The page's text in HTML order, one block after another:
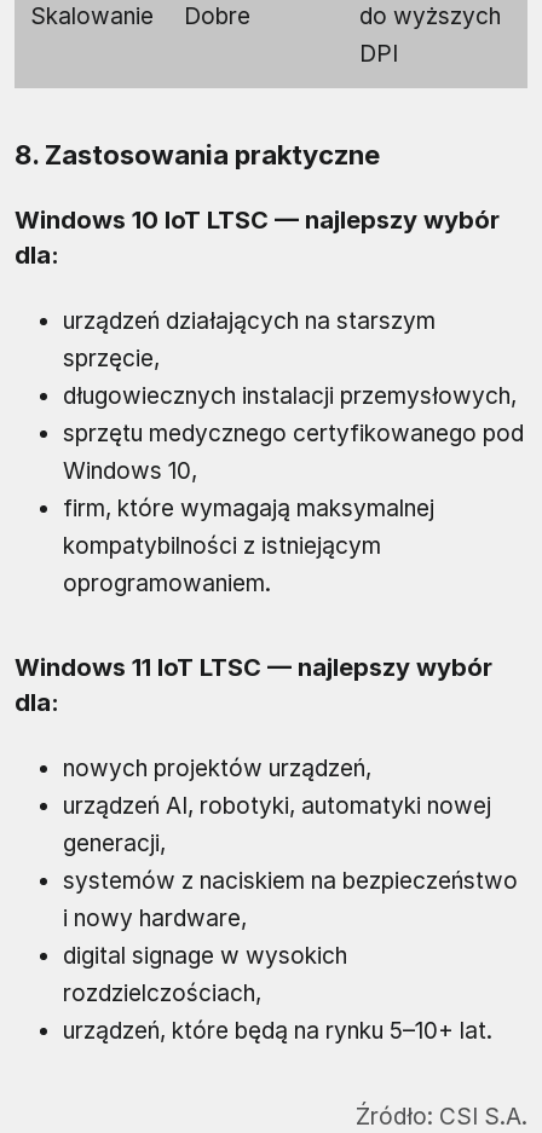
Skalowanie Dobre
do wyższych
DPI
8. Zastosowania praktyczne
Windows 10 IoT LTSC — najlepszy wybór
dla:
urządzeń działających na starszym
sprzęcie,
długowiecznych instalacji przemysłowych,
sprzętu medycznego certyfikowanego pod
Windows 10,
firm, które wymagają maksymalnej
kompatybilności z istniejącym
oprogramowaniem.
Windows 11 IoT LTSC — najlepszy wybór
dla:
nowych projektów urządzeń,
urządzeń AI, robotyki, automatyki nowej
generacji,
systemów z naciskiem na bezpieczeństwo
i nowy hardware,
digital signage w wysokich
rozdzielczościach,
urządzeń, które będą na rynku 5–10+ lat.
Źródło: CSI S.A.